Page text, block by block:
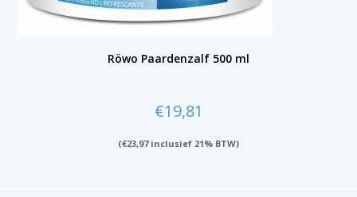
Röwo Paardenzalf 500 ml
€19,81
(€23,97inclusief 21% BTW)